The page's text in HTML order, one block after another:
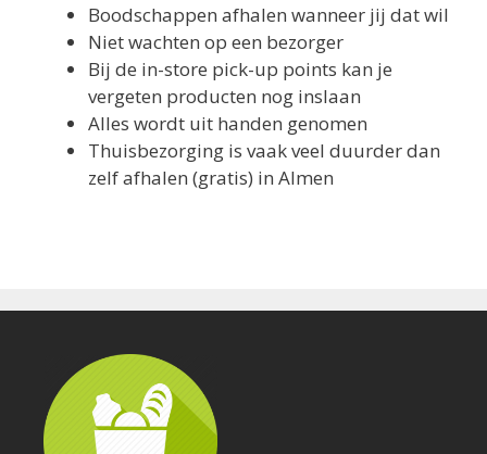
Boodschappen afhalen wanneer jij dat wil
Niet wachten op een bezorger
Bij de in-store pick-up points kan je
vergeten producten nog inslaan
Alles wordt uit handen genomen
Thuisbezorging is vaak veel duurder dan
zelf afhalen (gratis) in Almen